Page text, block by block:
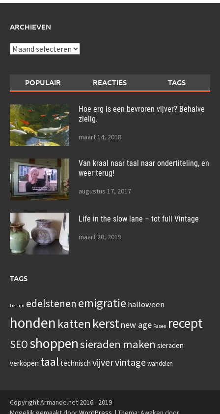
ARCHIEVEN
Archieven
POPULAIR REACTIES TAGS
Hoe erg is een bevroren vijver? Behalve
zielig.
maart 14, 2018
Van kraal naar taal naar ondertiteling, en
weer terug!
augustus 17, 2017
Life in the slow lane – tot full Vintage
maart 20, 2019
TAGS
berlijn edelstenen emigratie halloween
honden katten kerstnew age Pasen recept
SEOshoppensieraden maken sieraden
verkopen taal technisch vijvervintage wandelen
Copyright Armande.net 2016 - 2019